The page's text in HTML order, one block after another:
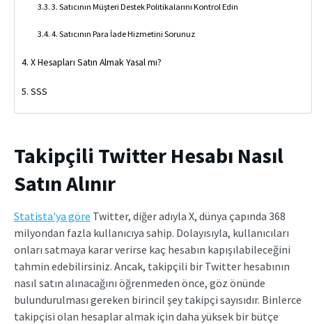
3. Satıcının Müşteri Destek Politikalarını Kontrol Edin
4. Satıcının Para İade Hizmetini Sorunuz
X Hesapları Satın Almak Yasal mı?
SSS
Takipçili Twitter Hesabı Nasıl
Satın Alınır
Statista'ya göre Twitter, diğer adıyla X, dünya çapında 368
milyondan fazla kullanıcıya sahip. Dolayısıyla, kullanıcıları
onları satmaya karar verirse kaç hesabın kapışılabileceğini
tahmin edebilirsiniz. Ancak, takipçili bir Twitter hesabının
nasıl satın alınacağını öğrenmeden önce, göz önünde
bulundurulması gereken birincil şey takipçi sayısıdır. Binlerce
takipçisi olan hesaplar almak için daha yüksek bir bütçe